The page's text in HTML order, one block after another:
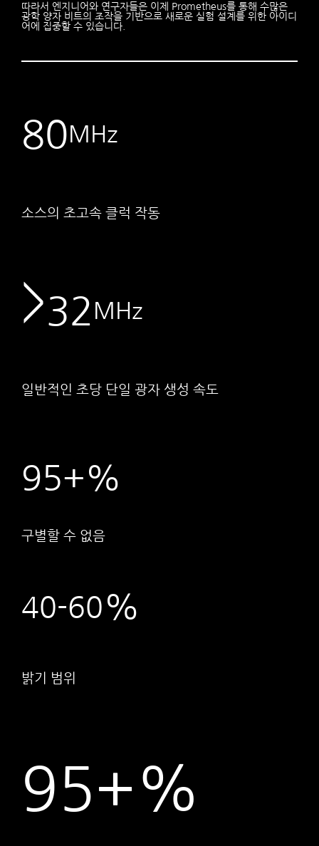
따라서 엔지니어와 연구자들은 이제 Prometheus를 통해 수많은
광학 양자 비트의 조작을 기반으로 새로운 실험 설계를 위한 아이디
어에 집중할 수 있습니다.
80 MHz
소스의 초고속 클럭 작동
>32 MHz
일반적인 초당 단일 광자 생성 속도
95+%
구별할 수 없음
40-60%
밝기 범위
95+%